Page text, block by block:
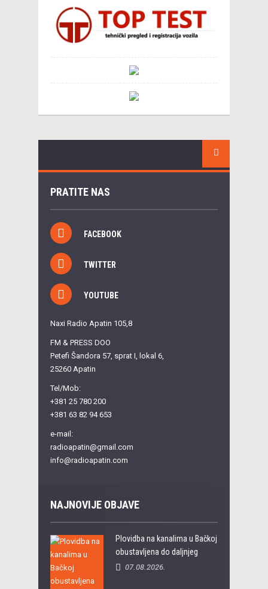
PRATITE NAS
FACEBOOK
TWITTER
YOUTUBE
Naxi Radio Apatin 105,8
FM & PRESS DOO
Petefi Šandora 57, sprat I, lokal 6,
25260 Apatin
Tel/Mob:
+381 25 780 200
+381 63 82 94 653
e-mail:
radioapatin@gmail.com
info@radioapatin.com
NAJNOVIJE OBJAVE
Plovidba na kanalima u Bačkoj
obustavljena do daljnjeg
07.08.2026.